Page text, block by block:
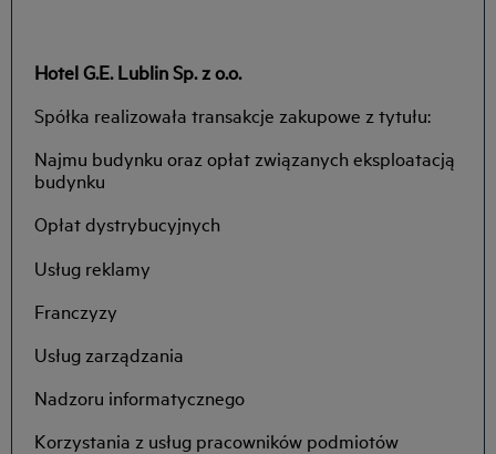
Hotel G.E. Lublin Sp. z o.o.
Spółka realizowała transakcje zakupowe z tytułu:
Najmu budynku oraz opłat związanych eksploatacją
budynku
Opłat dystrybucyjnych
Usług reklamy
Franczyzy
Usług zarządzania
Nadzoru informatycznego
Korzystania z usług pracowników podmiotów